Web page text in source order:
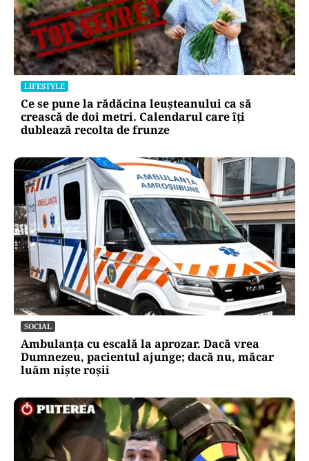
LIFESTYLE
Ce se pune la rădăcina leușteanului ca să
crească de doi metri. Calendarul care îți
dublează recolta de frunze
SOCIAL
Ambulanța cu escală la aprozar. Dacă vrea
Dumnezeu, pacientul ajunge; dacă nu, măcar
luăm niște roșii